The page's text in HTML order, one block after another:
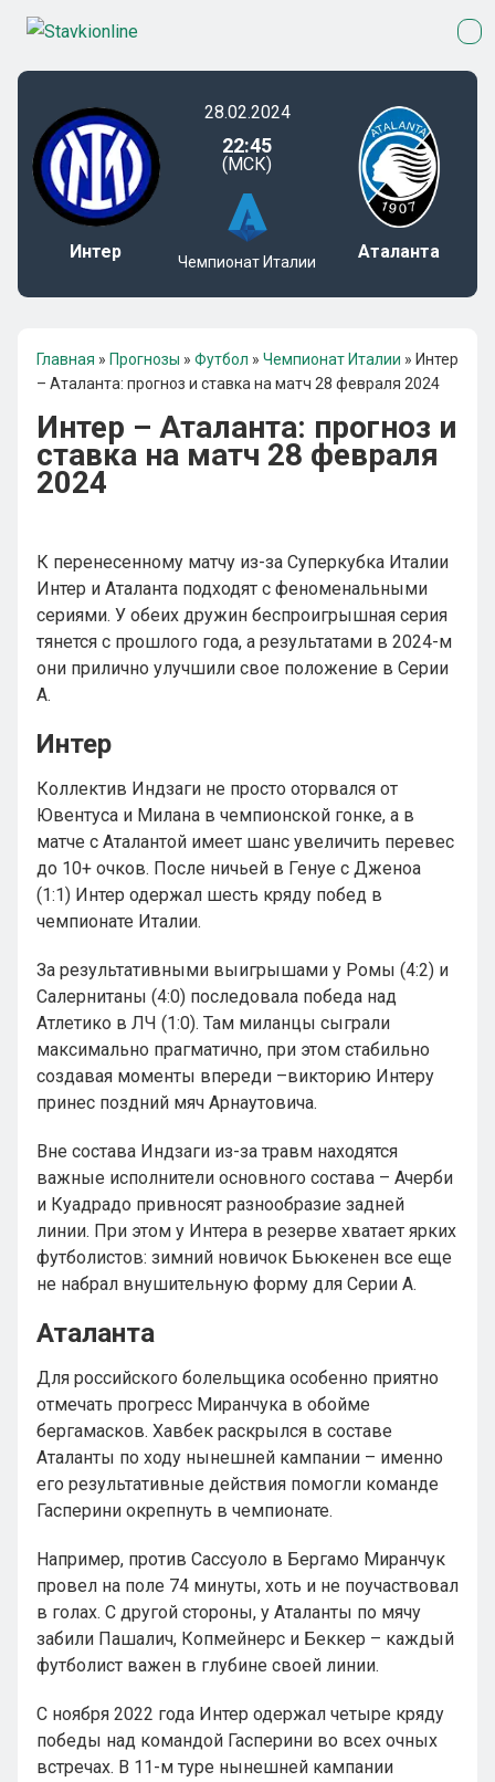
Интер
28.02.2024
22:45
(МСК)
Чемпионат Италии Аталанта
Главная » Прогнозы » Футбол » Чемпионат Италии » Интер
– Аталанта: прогноз и ставка на матч 28 февраля 2024
Интер – Аталанта: прогноз и
ставка на матч 28 февраля
2024
К перенесенному матчу из-за Суперкубка Италии
Интер и Аталанта подходят с феноменальными
сериями. У обеих дружин беспроигрышная серия
тянется с прошлого года, а результатами в 2024-м
они прилично улучшили свое положение в Серии
А.
Интер
Коллектив Индзаги не просто оторвался от
Ювентуса и Милана в чемпионской гонке, а в
матче с Аталантой имеет шанс увеличить перевес
до 10+ очков. После ничьей в Генуе с Дженоа
(1:1) Интер одержал шесть кряду побед в
чемпионате Италии.
За результативными выигрышами у Ромы (4:2) и
Салернитаны (4:0) последовала победа над
Атлетико в ЛЧ (1:0). Там миланцы сыграли
максимально прагматично, при этом стабильно
создавая моменты впереди –викторию Интеру
принес поздний мяч Арнаутовича.
Вне состава Индзаги из-за травм находятся
важные исполнители основного состава – Ачерби
и Куадрадо привносят разнообразие задней
линии. При этом у Интера в резерве хватает ярких
футболистов: зимний новичок Бьюкенен все еще
не набрал внушительную форму для Серии А.
Аталанта
Для российского болельщика особенно приятно
отмечать прогресс Миранчука в обойме
бергамасков. Хавбек раскрылся в составе
Аталанты по ходу нынешней кампании – именно
его результативные действия помогли команде
Гасперини окрепнуть в чемпионате.
Например, против Сассуоло в Бергамо Миранчук
провел на поле 74 минуты, хоть и не поучаствовал
в голах. С другой стороны, у Аталанты по мячу
забили Пашалич, Копмейнерс и Беккер – каждый
футболист важен в глубине своей линии.
С ноября 2022 года Интер одержал четыре кряду
победы над командой Гасперини во всех очных
встречах. В 11-м туре нынешней кампании